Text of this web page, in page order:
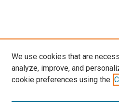
We use cookies that are
analyze, improve, and
cookie preferences using the